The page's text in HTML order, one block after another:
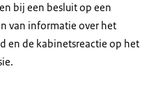
bij een besluit op een
van informatie over het
en de kabinetsreactie op het